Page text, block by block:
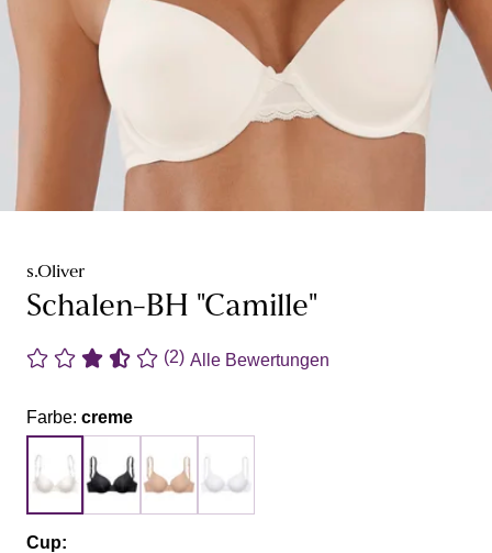
s.Oliver
Schalen-BH "Camille"
(2) Alle Bewertungen
Farbe: creme
Cup: